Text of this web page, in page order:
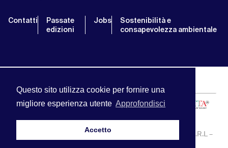
Questo sito utilizza cookie per fornire una
migliore esperienza utente Approfondisci
Accetto
Contatti
Passate
edizioni
Jobs
Sostenibilità e
consapevolezza ambientale
MIA | Mercato Internazionale Audiovisivo | APA SERVICE S.R.L –